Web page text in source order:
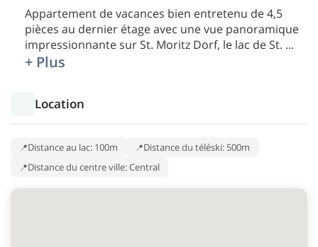
Appartement de vacances bien entretenu de 4,5
pièces au dernier étage avec une vue panoramique
impressionnante sur St. Moritz Dorf, le lac de St. ...
+ Plus
Location
Distance au lac: 100m
Distance du téléski: 500m
Distance du centre ville: Central